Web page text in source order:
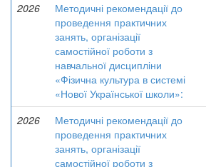
2026
Методичні рекомендації до
проведення практичних
занять, організації
самостійної роботи з
навчальної дисципліни
«Фізична культура в системі
«Нової Української школи»:
2026
Методичні рекомендації до
проведення практичних
занять, організації
самостійної роботи з